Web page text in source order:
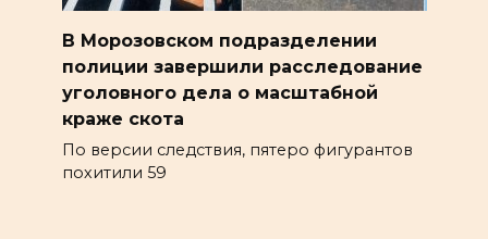
В Морозовском подразделении
полиции завершили расследование
уголовного дела о масштабной
краже скота
По версии следствия, пятеро фигурантов
похитили 59